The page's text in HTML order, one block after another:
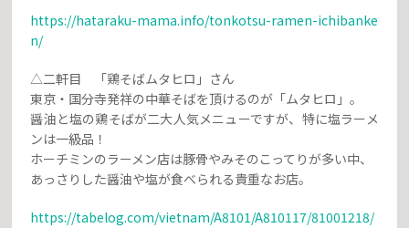
https://hataraku-mama.info/tonkotsu-ramen-ichibanke
n/
△二軒目 「鶏そばムタヒロ」さん
東京・国分寺発祥の中華そばを頂けるのが「ムタヒロ」。
醤油と塩の鶏そばが二大人気メニューですが、特に塩ラーメ
ンは一級品！
ホーチミンのラーメン店は豚骨やみそのこってりが多い中、
あっさりした醤油や塩が食べられる貴重なお店。
https://tabelog.com/vietnam/A8101/A810117/81001218/